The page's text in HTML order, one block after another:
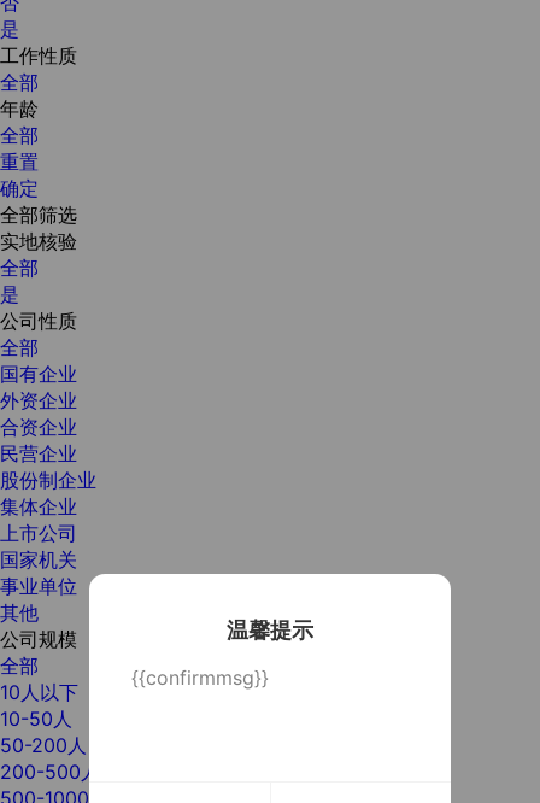
温馨提示
{{confirmmsg}}
是
工作性质
全部
年龄
全部
重置
确定
全部筛选
实地核验
全部
是
公司性质
全部
国有企业
外资企业
合资企业
民营企业
股份制企业
集体企业
上市公司
国家机关
事业单位
其他
公司规模
全部
10人以下
10-50人
50-200人
200-500人
500-1000人